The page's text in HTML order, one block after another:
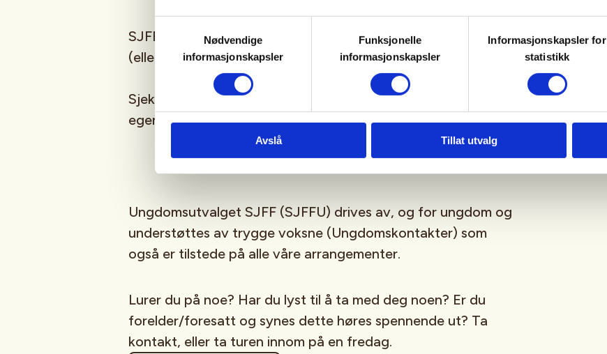
Nødvendige
informasjonskapsler
Funksjonelle
informasjonskapsler
Informasjonskapsler for
statistikk
Avslå Tillat utvalg
SJFFUNGs arrangementer er rusfrie, og er for deg som er
(eller har lyst til å bli)barn/ungdomsmedlem(opp til 26år)
Sjekk gjerne utSJFFU Facebook
egen
podcastpå din favoritt-streamingplattform.
Ungdomsutvalget SJFF (SJFFU) drives av, og for ungdom og
understøttes av trygge voksne (Ungdomskontakter) som
også er tilstede på alle våre arrangementer.
Lurer du på noe? Har du lyst til å ta med deg noen? Er du
forelder/foresatt og synes dette høres spennende ut? Ta
kontakt, eller ta turen innom på en fredag.